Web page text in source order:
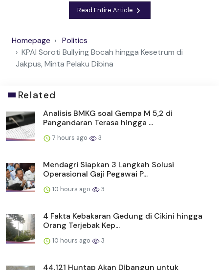
Read Entire Article
Homepage
Politics
KPAI Soroti Bullying Bocah hingga Kesetrum di
Jakpus, Minta Pelaku Dibina
Related
Analisis BMKG soal Gempa M 5,2 di
Pangandaran Terasa hingga ...
7 hours ago 3
Mendagri Siapkan 3 Langkah Solusi
Operasional Gaji Pegawai P...
10 hours ago 3
4 Fakta Kebakaran Gedung di Cikini hingga
Orang Terjebak Kep...
10 hours ago 3
44.121 Huntap Akan Dibangun untuk